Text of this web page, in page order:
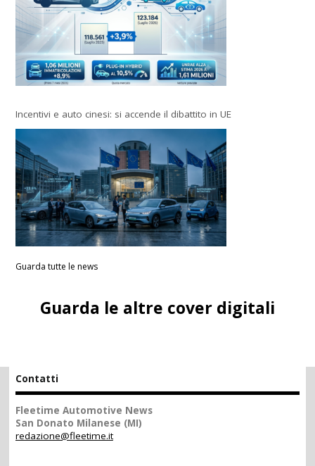
Incentivi e auto cinesi: si accende il dibattito in UE
Guarda tutte le news
Guarda le altre cover digitali
Contatti
Fleetime Automotive News
San Donato Milanese (MI)
redazione@fleetime.it